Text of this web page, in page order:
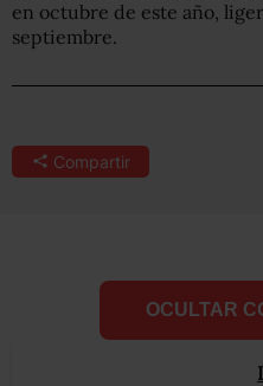
en octubre de este año,
septiembre.
Compartir
OCULTAR